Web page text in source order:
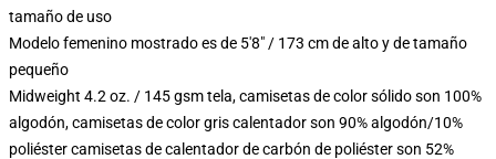
tamaño de uso
Modelo femenino mostrado es de 5'8" / 173 cm de alto y de tamaño
pequeño
Midweight 4.2 oz. / 145 gsm tela, camisetas de color sólido son 100%
algodón, camisetas de color gris calentador son 90% algodón/10%
poliéster camisetas de calentador de carbón de poliéster son 52%